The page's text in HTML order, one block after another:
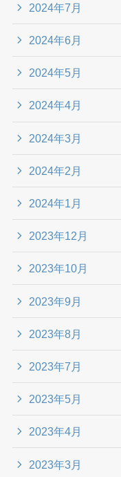
2024年7月
2024年6月
2024年5月
2024年4月
2024年3月
2024年2月
2024年1月
2023年12月
2023年10月
2023年9月
2023年8月
2023年7月
2023年5月
2023年4月
2023年3月